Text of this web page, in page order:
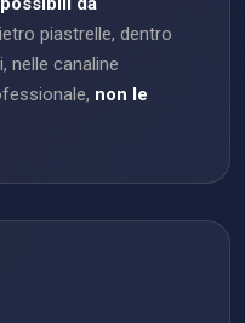
piastrelle, dentro
nelle canaline
non le